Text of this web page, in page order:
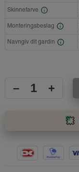
Skinnefarve
Monteringsbeslag
Navngiv dit gardin
– +